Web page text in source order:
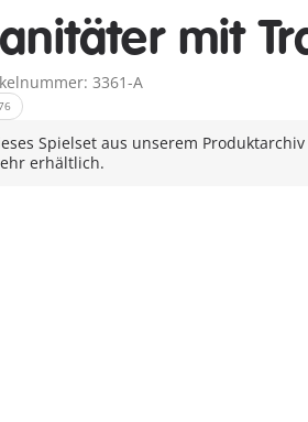
mit
3361-A
Spielset aus unserem
erhältlich.